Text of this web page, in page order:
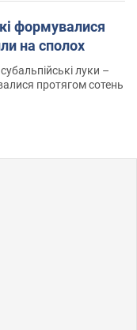
формувалися
на сполох
луки –
протягом сотень